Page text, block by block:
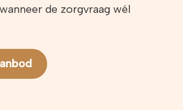
de zorgvraag wél